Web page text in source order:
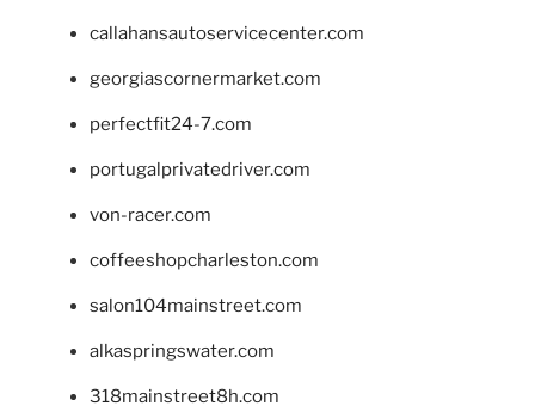
callahansautoservicecenter.com
georgiascornermarket.com
perfectfit24-7.com
portugalprivatedriver.com
von-racer.com
coffeeshopcharleston.com
salon104mainstreet.com
alkaspringswater.com
318mainstreet8h.com